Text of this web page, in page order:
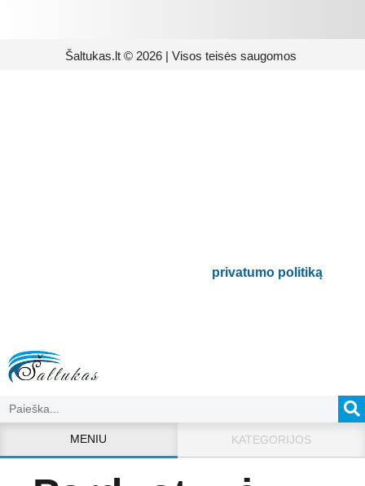
Šaltukas.lt © 2026 | Visos teisės saugomos
privatumo politiką.
MENIU KATEGORIJOS